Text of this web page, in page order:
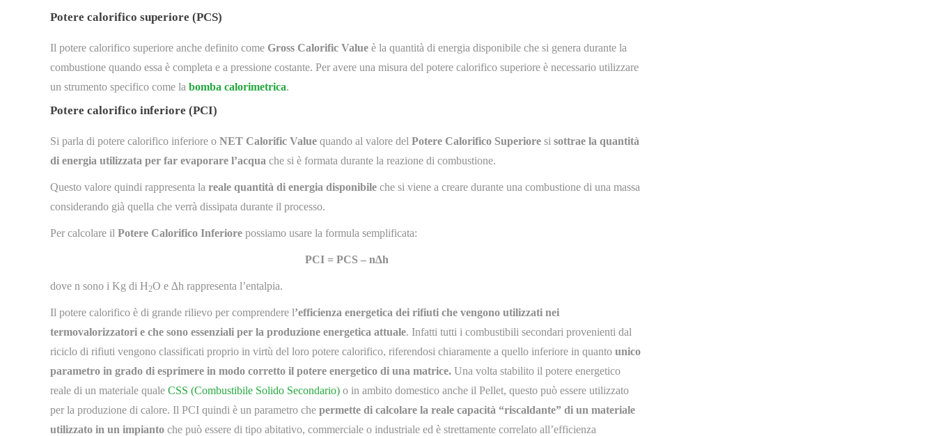
Potere calorifico superiore (PCS)
Il potere calorifico superiore anche definito come Gross Calorific Value è la quantità di energia disponibile che si genera durante la
combustione quando essa è completa e a pressione costante. Per avere una misura del potere calorifico superiore è necessario utilizzare
un strumento specifico come la bomba calorimetrica.
Potere calorifico inferiore (PCI)
Si parla di potere calorifico inferiore o NET Calorific Value quando al valore del Potere Calorifico Superiore si sottrae la quantità
di energia utilizzata per far evaporare l’acqua che si è formata durante la reazione di combustione.
Questo valore quindi rappresenta la reale quantità di energia disponibile che si viene a creare durante una combustione di una massa
considerando già quella che verrà dissipata durante il processo.
Per calcolare il Potere Calorifico Inferiore possiamo usare la formula semplificata:
PCI = PCS – n∆h
dove n sono i Kg di H2O e ∆h rappresenta l’entalpia.
Il potere calorifico è di grande rilievo per comprendere l’efficienza energetica dei rifiuti che vengono utilizzati nei
termovalorizzatori e che sono essenziali per la produzione energetica attuale. Infatti tutti i combustibili secondari provenienti dal
riciclo di rifiuti vengono classificati proprio in virtù del loro potere calorifico, riferendosi chiaramente a quello inferiore in quanto unico
parametro in grado di esprimere in modo corretto il potere energetico di una matrice. Una volta stabilito il potere energetico
reale di un materiale quale CSS (Combustibile Solido Secondario) o in ambito domestico anche il Pellet, questo può essere utilizzato
per la produzione di calore. Il PCI quindi è un parametro che permette di calcolare la reale capacità “riscaldante” di un materiale
utilizzato in un impianto che può essere di tipo abitativo, commerciale o industriale ed è strettamente correlato all’efficienza